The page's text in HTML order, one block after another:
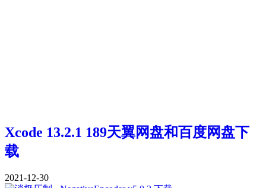
Xcode 13.2.1 189天翼网盘和百度网盘下
载
2021-12-30